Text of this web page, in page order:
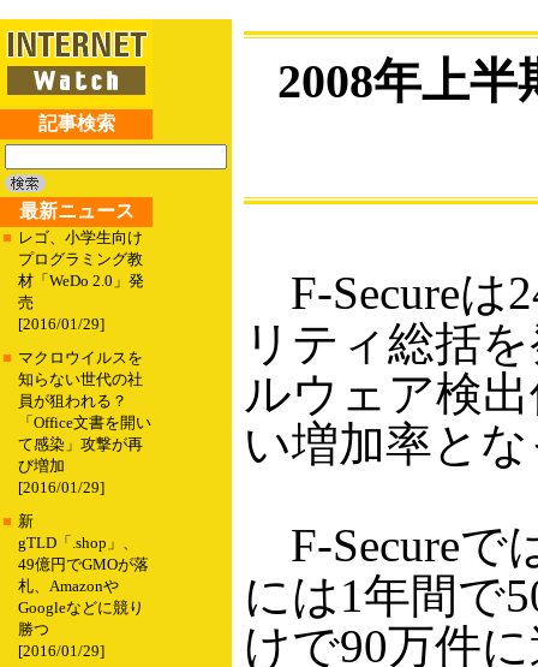
記事検索
最新ニュース
■ レゴ、小学生向け
プログラミング教
材「WeDo 2.0」発
売
[2016/01/29]
■ マクロウイルスを
知らない世代の社
員が狙われる？
「Office文書を開い
て感染」攻撃が再
び増加
[2016/01/29]
■ 新
gTLD「.shop」、
49億円でGMOが落
札、Amazonや
Googleなどに競り
勝つ
[2016/01/29]
2008年上
F-Secureは
リティ総括
ルウェア検
い増加率と
F-Secureで
には1年間で
けで90万件